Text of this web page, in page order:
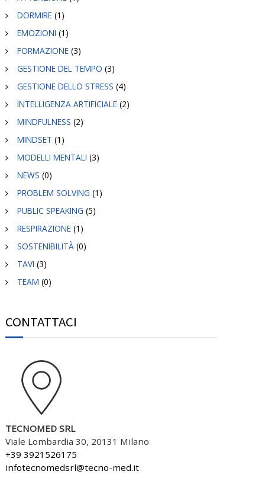
DORMIRE(1)
EMOZIONI (1)
FORMAZIONE(3)
GESTIONE DEL TEMPO (3)
GESTIONE DELLO STRESS (4)
INTELLIGENZA ARTIFICIALE(2)
MINDFULNESS (2)
MINDSET (1)
MODELLI MENTALI (3)
NEWS (0)
PROBLEM SOLVING (1)
PUBLIC SPEAKING (5)
RESPIRAZIONE(1)
SOSTENIBILITÀ(0)
TAVI (3)
TEAM (0)
CONTATTACI
TECNOMED SRL
Viale Lombardia 30, 20131 Milano
+39 3921526175
infotecnomedsrl@tecno-med.it